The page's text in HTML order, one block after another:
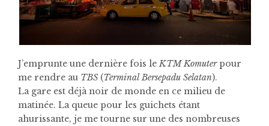
J’emprunte une dernière fois le KTM Komuterpour
me rendre au TBS (Terminal Bersepadu Selatan).
La gare est déjà noir de monde en ce milieu de
matinée. La queue pour les guichets étant
ahurissante, je me tourne sur une des nombreuses